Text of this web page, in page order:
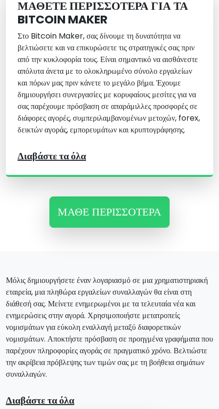
ΜΆΘΕΤΕ ΠΕΡΙΣΣΌΤΕΡΑ ΓΙΑ ΤΑ
BITCOIN MAKER
Στο Bitcoin Maker, σας δίνουμε τη δυνατότητα να
βελτιώσετε και να επικυρώσετε τις στρατηγικές σας πριν
από την κυκλοφορία τους. Είναι σημαντικό να αισθάνεστε
απόλυτα άνετα με το ολοκληρωμένο σύνολο εργαλείων
και πόρων μας πριν κάνετε το μεγάλο βήμα. Έχουμε
δημιουργήσει συνεργασίες με κορυφαίους μεσίτες για να
σας παρέχουμε πρόσβαση σε απαράμιλλες προσφορές σε
διάφορες αγορές, συμπεριλαμβανομένων μετοχών, forex,
δεικτών αγοράς, εμπορευμάτων και κρυπτογράφησης.
Διαβάστε τα όλα
ΜΆΘΕ ΠΕΡΙΣΣΌΤΕΡΑ
Μόλις δημιουργήσετε έναν λογαριασμό σε μια χρηματιστηριακή
εταιρεία, μια πληθώρα εργαλείων συναλλαγών θα είναι στη
διάθεσή σας. Μείνετε ενημερωμένοι με τα τελευταία νέα και
ενημερώσεις στην αγορά. Χρησιμοποιήστε μετατροπείς
νομισμάτων για εύκολη εναλλαγή μεταξύ διαφορετικών
νομισμάτων. Αποκτήστε πρόσβαση σε προηγμένα γραφήματα που
παρέχουν πληροφορίες αγοράς σε πραγματικό χρόνο. Βελτιώστε
την ακρίβεια πρόβλεψης των τιμών σας με τη βοήθεια σημάτων
συναλλαγών.
Διαβάστε τα όλα